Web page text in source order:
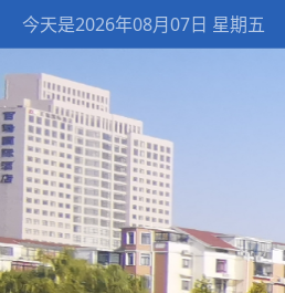
今天是2026年08月07日 星期五